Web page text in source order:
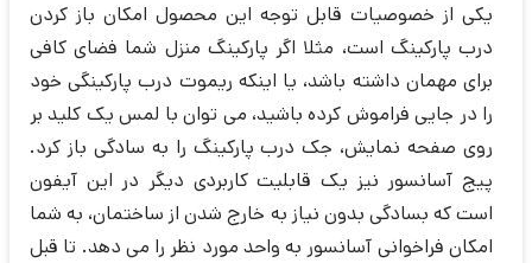
یکی از خصوصیات قابل توجه این محصول امکان باز کردن
درب پارکینگ است، مثلا اگر پارکینگ منزل شما فضای کافی
برای مهمان داشته باشد، یا اینکه ریموت درب پارکینگی خود
را در جایی فراموش کرده باشید، می توان با لمس یک کلید بر
روی صفحه نمایش، جک درب پارکینگ را به سادگی باز کرد.
پیج آسانسور نیز یک قابلیت کاربردی دیگر در این آیفون
است که بسادگی بدون نیاز به خارج شدن از ساختمان، به شما
امکان فراخوانی آسانسور به واحد مورد نظر را می دهد. تا قبل